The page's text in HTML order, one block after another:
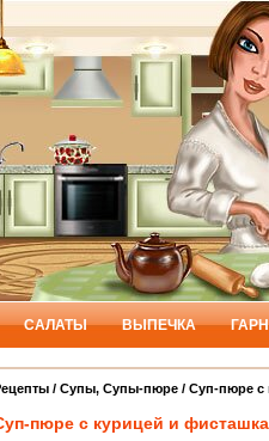
САЛАТЫ ВЫПЕЧКА
/ Cупы, Супы-пюре / Суп-пюре с
пюре с курицей и